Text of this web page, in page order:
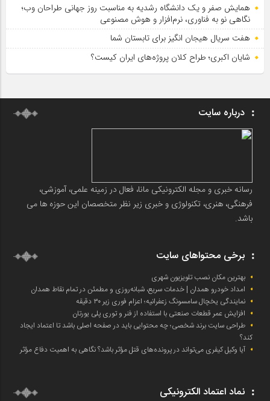
همایش صفر و یک دانشگاه رشدیه به مناسبت روز جهانی طراحان وب؛
نگاهی نو به فناوری، نرم‌افزار و هوش مصنوعی
هفت سریال هیجان انگیز برای تابستان شما
شایان اکبری؛ طراح کلان پروژه‌های ایران کیست؟
درباره سایت
رسانه خبری و مجله الکترونیکی مانا، فعال در زمینه علمی، آموزشی،
فرهنگی، هنری، تکنولوژی و خبری زیر نظر متخصصان این حوزه ها می
باشد.
برخی محتواهای سایت
بهترین مکان نصب تلویزیون شهری
امداد خودرو همدان | خدمات سریع، شبانه‌روزی و مطمئن در تمام نقاط همدان
نمایندگی یخچال سامسونگ زعفرانیه؛ اعزام فوری زیر ۳۰ دقیقه
افزایش عمر قطعات صنعتی با استفاده از فنر و توری پلی یورتان
طراحی سایت برند شخصی؛ چه محتوایی باید در صفحه اصلی باشد تا اعتماد ایجاد
کند؟
آیا وکیل کیفری می‌تواند در پرونده‌های قتل مؤثر باشد؟ نگاهی به اهمیت دفاع مؤثر
نماد اعتماد الکترونیکی